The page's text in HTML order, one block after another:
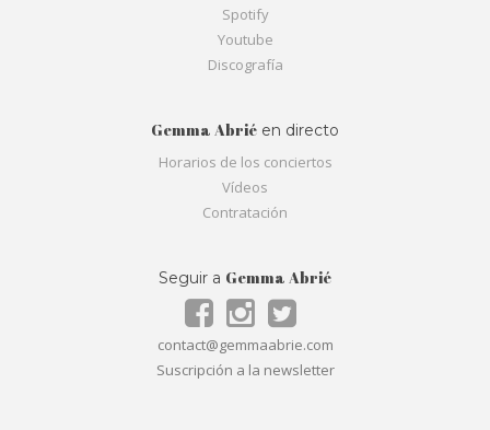
Spotify
Youtube
Discografía
Gemma Abrié en directo
Horarios de los conciertos
Vídeos
Contratación
Seguir a Gemma Abrié
contact@gemmaabrie.com
Suscripción a la newsletter